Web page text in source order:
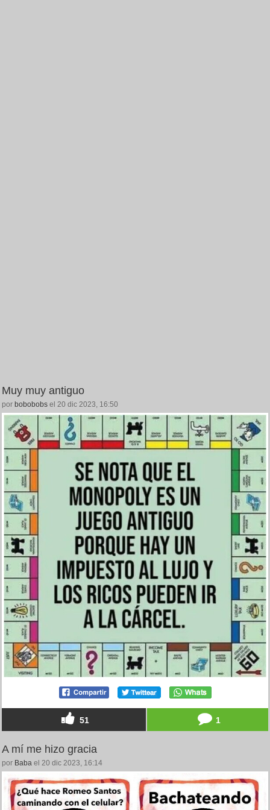
Muy muy antiguo
por bobobobs el 20 dic 2023, 16:50
51 1
A mí me hizo gracia
por Baba el 20 dic 2023, 16:14